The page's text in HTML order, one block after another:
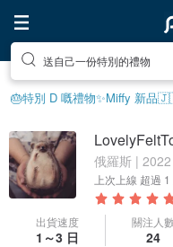
送自己一份特別的禮物
🎂特別 D 嘅禮物✨Miffy 新品
俄羅斯 |
上次上線 超過 1
出貨速度
1～3 日
關注人數
24